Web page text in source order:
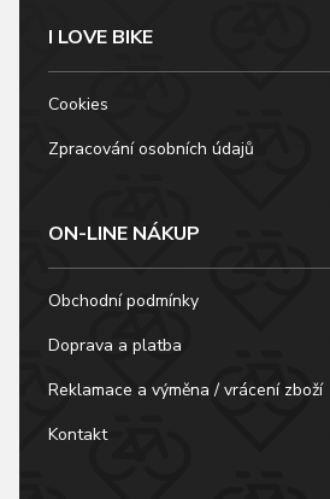
I LOVE BIKE
Cookies
Zpracování osobních údajů
ON-LINE NÁKUP
Obchodní podmínky
Doprava a platba
Reklamace a výměna / vrácení zboží
Kontakt